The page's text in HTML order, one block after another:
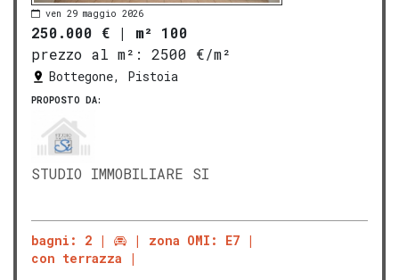
ven 29 maggio 2026
250.000 € | m² 100
prezzo al m²:
2500 €/m²
Bottegone, Pistoia
PROPOSTO DA:
STUDIO IMMOBILIARE SI
bagni: 2
zona OMI: E7
con terrazza